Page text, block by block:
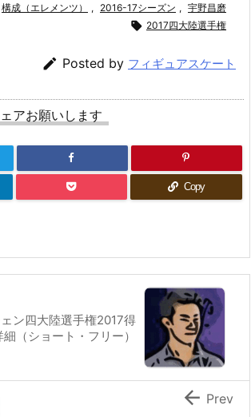
構成（エレメンツ） , 2016-17シーズン , 宇野昌磨
 2017四大陸選手権
 Posted by フィギュアスケート
アお願いします
Copy
ン四大陸選手権2017得
細（ショート・フリー）
 Prev